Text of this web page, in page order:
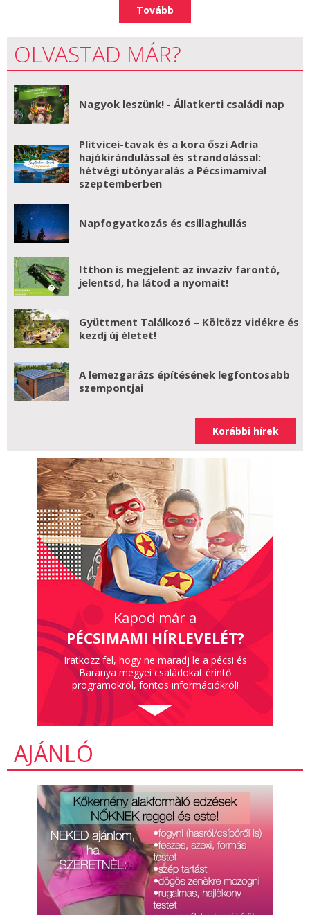
Tovább
OLVASTAD MÁR?
Nagyok leszünk! - Állatkerti családi nap
Plitvicei-tavak és a kora őszi Adria
hajókirándulással és strandolással:
hétvégi utónyaralás a Pécsimamival
szeptemberben
Napfogyatkozás és csillaghullás
Itthon is megjelent az invazív farontó,
jelentsd, ha látod a nyomait!
Gyüttment Találkozó – Költözz vidékre és
kezdj új életet!
A lemezgarázs építésének legfontosabb
szempontjai
Korábbi hírek
Kapod már a
PÉCSIMAMI HÍRLEVELÉT?
Iratkozz fel, hogy ne maradj le a pécsi és
Baranya megyei családokat érintő
programokról, fontos információkról!
AJÁNLÓ